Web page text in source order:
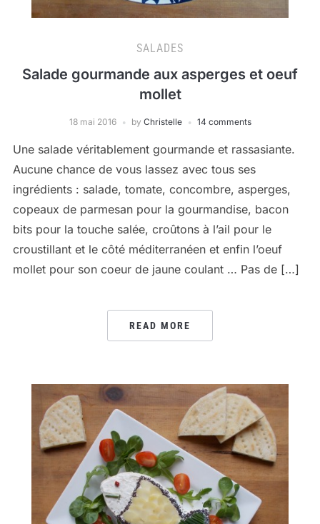
SALADES
Salade gourmande aux asperges et oeuf
mollet
18 mai 2016 by Christelle 14 comments
Une salade véritablement gourmande et rassasiante.
Aucune chance de vous lassez avec tous ses
ingrédients : salade, tomate, concombre, asperges,
copeaux de parmesan pour la gourmandise, bacon
bits pour la touche salée, croûtons à l’ail pour le
croustillant et le côté méditerranéen et enfin l’oeuf
mollet pour son coeur de jaune coulant … Pas de […]
READ MORE